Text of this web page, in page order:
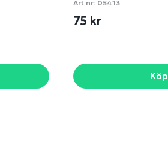
Art nr: 05413
75 kr
Köp